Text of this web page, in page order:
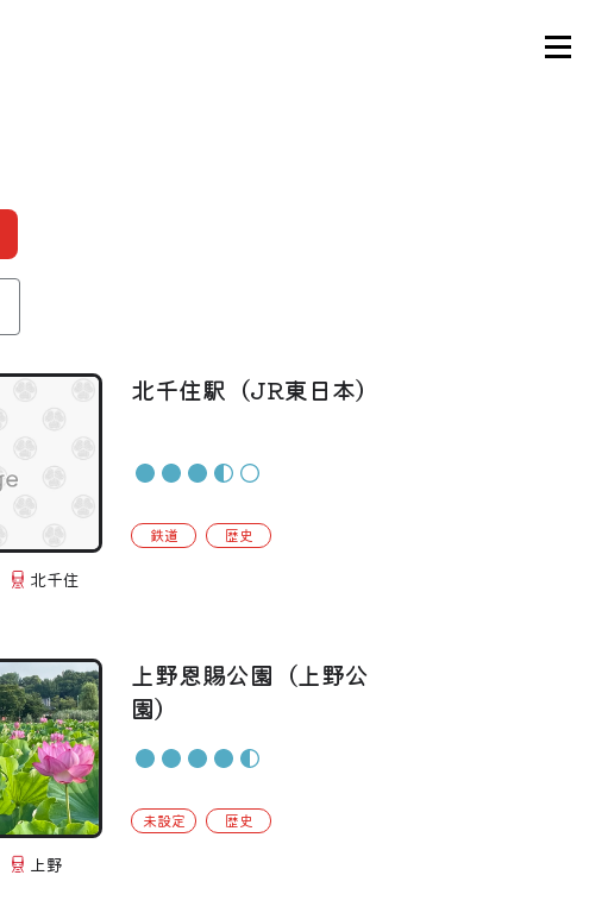
北千住駅（JR東日本）
鉄道 歴史
北千住
上野恩賜公園（上野公
園）
未設定 歴史
上野